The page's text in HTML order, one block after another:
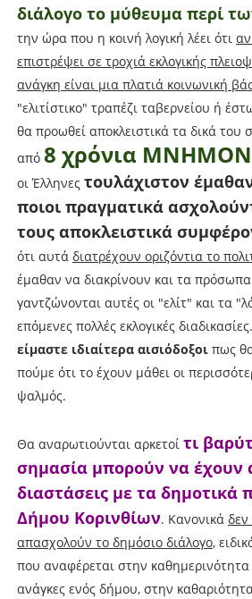
διάλογο το μύθευμα περί
την ώρα που η κοινή λογική λέει ότι
επιστρέψει σε τροχιά εκλογικής
ανάγκη είναι μια πλατιά κοινωνική
"ελιτίστικο" τραπέζι ταβερνείου ή
θα προωθεί αποκλειστικά τα δικά
από 8 χρόνια
οι Έλληνες τουλάχιστον
ποιοι πραγματικά
τους αποκλειστικά
ότι αυτά διατρέχουν οριζόντια το
έμαθαν να διακρίνουν και τα
γαντζώνονται αυτές οι "ελίτ" και τα
επόμενες πολλές εκλογικές
είμαστε ιδιαίτερα αισιόδοξοι πως
πούμε ότι το έχουν μάθει οι
ψαλμός.
Θα αναρωτιούνται αρκετοί τι
σημασία μπορούν να έχουν
διαστάσεις με τα δημοτικά
Δήμου Κορινθίων. Κανονικά
απασχολούν το δημόσιο διάλογο,
που αναφέρεται στην
ανάγκες ενός δήμου, στην